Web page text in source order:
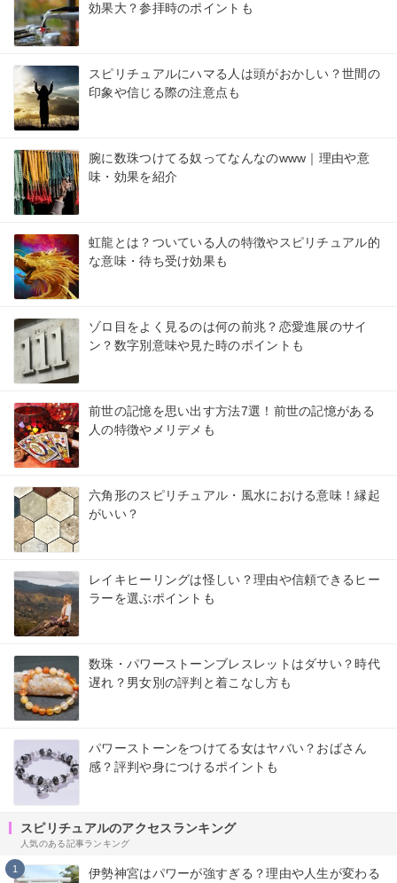
効果大？参拝時のポイントも
スピリチュアルにハマる人は頭がおかしい？世間の
印象や信じる際の注意点も
腕に数珠つけてる奴ってなんなのwww｜理由や意
味・効果を紹介
虹龍とは？ついている人の特徴やスピリチュアル的
な意味・待ち受け効果も
ゾロ目をよく見るのは何の前兆？恋愛進展のサイ
ン？数字別意味や見た時のポイントも
前世の記憶を思い出す方法7選！前世の記憶がある
人の特徴やメリデメも
六角形のスピリチュアル・風水における意味！縁起
がいい？
レイキヒーリングは怪しい？理由や信頼できるヒー
ラーを選ぶポイントも
数珠・パワーストーンブレスレットはダサい？時代
遅れ？男女別の評判と着こなし方も
パワーストーンをつけてる女はヤバい？おばさん
感？評判や身につけるポイントも
スピリチュアルのアクセスランキング
人気のある記事ランキング
1
伊勢神宮はパワーが強すぎる？理由や人生が変わる